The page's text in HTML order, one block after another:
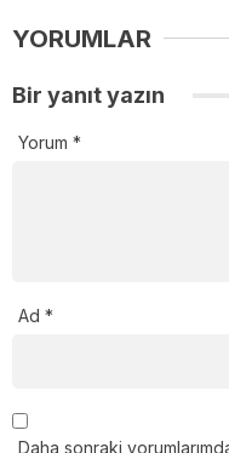
YORUMLAR
Bir yanıt yazın
Yorum *
Ad *
Daha sonraki